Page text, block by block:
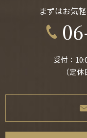
まずはお気
受付：
（定